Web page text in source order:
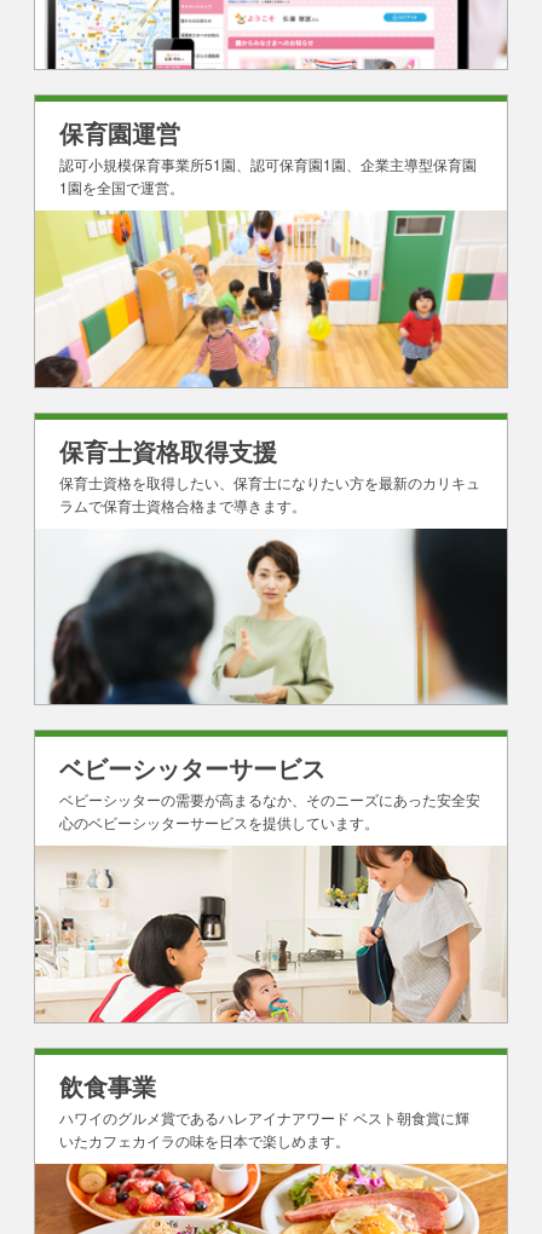
保育園運営
認可小規模保育事業所51園、認可保育園1園、企業主導型保育園
1園を全国で運営。
保育士資格取得支援
保育士資格を取得したい、保育士になりたい方を最新のカリキュ
ラムで保育士資格合格まで導きます。
ベビーシッターサービス
ベビーシッターの需要が高まるなか、そのニーズにあった安全安
心のベビーシッターサービスを提供しています。
飲食事業
ハワイのグルメ賞であるハレアイナアワード ベスト朝食賞に輝
いたカフェカイラの味を日本で楽しめます。